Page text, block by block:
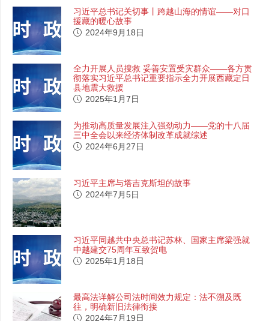
习近平总书记关切事丨跨越山海的情谊——对口
援藏的暖心故事
2024年9月18日
全力开展人员搜救 妥善安置受灾群众——各方贯
彻落实习近平总书记重要指示全力开展西藏定日
县地震大救援
2025年1月7日
为推动高质量发展注入强劲动力——党的十八届
三中全会以来经济体制改革成就综述
2024年6月27日
习近平主席与塔吉克斯坦的故事
2024年7月5日
习近平同越共中央总书记苏林、国家主席梁强就
中越建交75周年互致贺电
2025年1月18日
最高法详解公司法时间效力规定：法不溯及既
往，明确新旧法律衔接
2024年7月19日